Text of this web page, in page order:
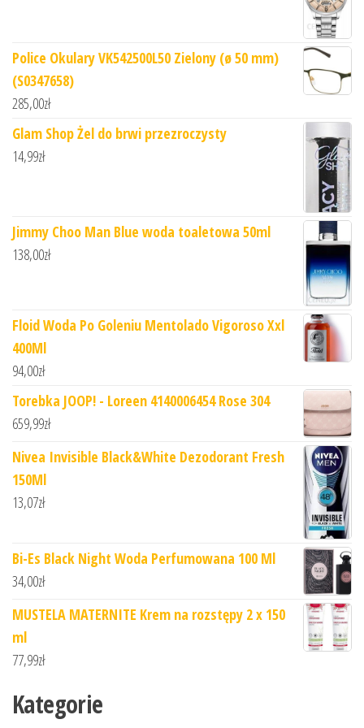
Police Okulary VK542500L50 Zielony (ø 50 mm)
(S0347658)
285,00zł
Glam Shop Żel do brwi przezroczysty
14,99zł
Jimmy Choo Man Blue woda toaletowa 50ml
138,00zł
Floid Woda Po Goleniu Mentolado Vigoroso Xxl
400Ml
94,00zł
Torebka JOOP! - Loreen 4140006454 Rose 304
659,99zł
Nivea Invisible Black&White Dezodorant Fresh
150Ml
13,07zł
Bi-Es Black Night Woda Perfumowana 100 Ml
34,00zł
MUSTELA MATERNITE Krem na rozstępy 2 x 150
ml
77,99zł
Kategorie